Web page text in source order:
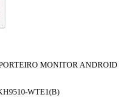
MONITOR ANDROID
WTE1(B)